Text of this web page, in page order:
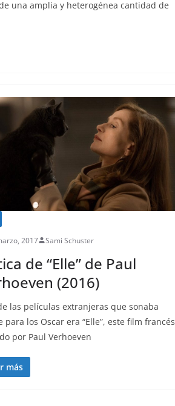
una amplia y heterogénea cantidad de
2017 Sami Schuster
de “Elle” de Paul
(2016)
las películas extranjeras que sonaba
para los Oscar era “Elle”, este film francés
por Paul Verhoeven
más